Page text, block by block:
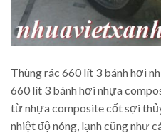
Thùng rác 660 lít 3 bánh hơi
660 lít 3 bánh hơi nhựa
từ nhựa composite cốt sợi
nhiệt độ nóng, lạnh cũng như